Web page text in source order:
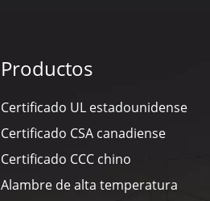
Productos
Certificado UL estadounidense
Certificado CSA canadiense
Certificado CCC chino
Alambre de alta temperatura